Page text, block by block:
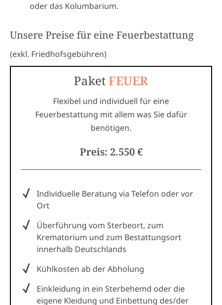
oder das Kolumbarium.
Unsere Preise für eine Feuerbestattung
(exkl. Friedhofsgebühren)
PaketFEUER
Flexibel und individuell für eine
Feuerbestattung mit allem was Sie dafür
benötigen.
Preis: 2.550 €
Individuelle Beratung via Telefon oder vor
Ort
Überführung vom Sterbeort, zum
Krematorium und zum Bestattungsort
innerhalb Deutschlands
Kühlkosten ab der Abholung
Einkleidung in ein Sterbehemd oder die
eigene Kleidung und Einbettung des/der